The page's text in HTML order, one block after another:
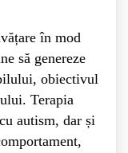
în mod
să genereze
obiectivul
Terapia
autism, dar și